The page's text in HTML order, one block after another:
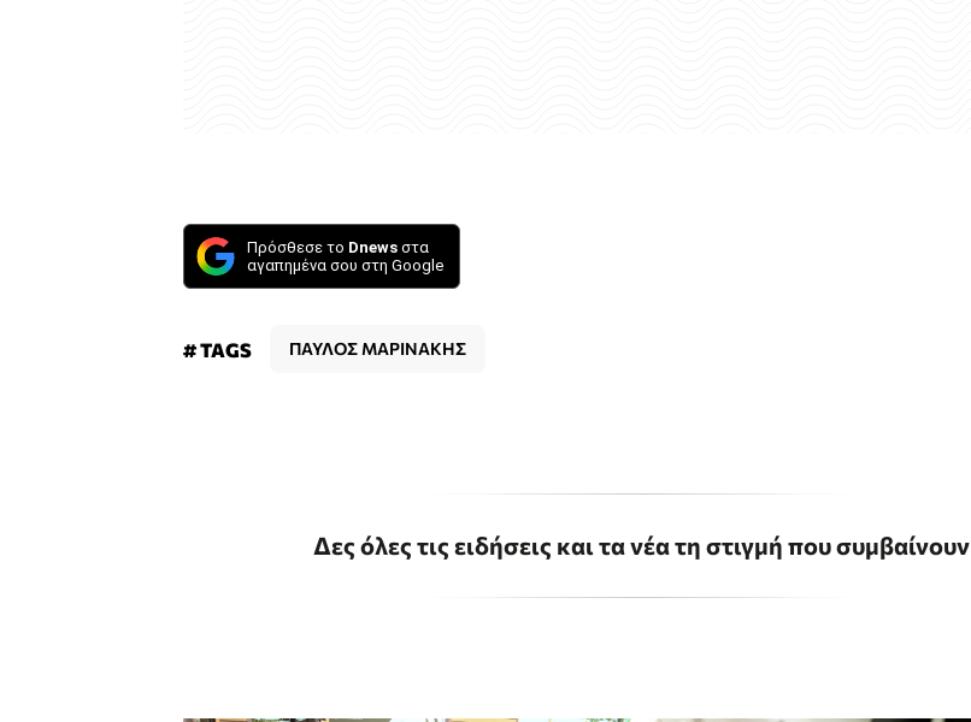
Πρόσθεσε το Dnews στα
αγαπημένα σου στη Google
# TAGS ΠΑΥΛΟΣ ΜΑΡΙΝΑΚΗΣ
Δες όλες τις ειδήσεις και τα νέα τη στιγμή που συμβαίνουν